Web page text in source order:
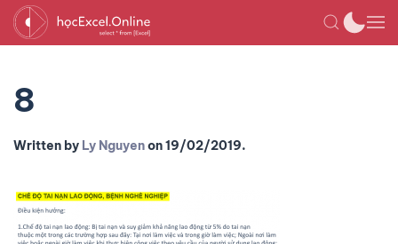
8
Written by Ly Nguyenon19/02/2019.